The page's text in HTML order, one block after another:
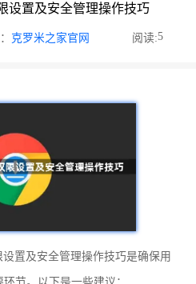
设置及安全管理操作技巧
克罗米之家官网 阅读:5
置及安全管理操作技巧是确保用